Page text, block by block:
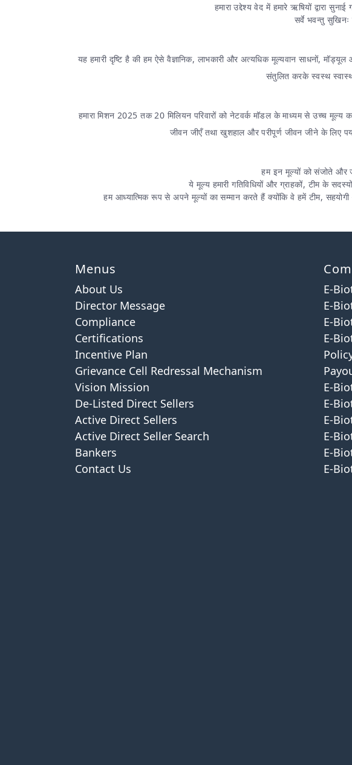
हमारा उद्देश्य वेद में हमारे ऋषियों द्वारा
सर्वे भवन्तु
यह हमारी दृष्टि है की हम ऐसे वैज्ञानिक, लाभकारी और अत्यधिक मूल्यवान साधनों,
संतुलित करके स्वस्थ
हमारा मिशन 2025 तक 20 मिलियन परिवारों को नेटवर्क मॉडल के माध्यम से उच्च मूल्य
जीवन जीएँ तथा खुशहाल और परीपूर्ण जीवन जीने के लिए
हम इन मूल्यों को संजोते और
ये मूल्य हमारी गतिविधियों और ग्राहकों, टीम के
हम आध्यात्मिक रूप से अपने मूल्यों का सम्मान करते हैं क्योंकि वे हमें टीम,
Menus
About Us
Director Message
Compliance
Certifications
Incentive Plan
Grievance Cell Redressal Mechanism
Vision Mission
De-Listed Direct Sellers
Active Direct Sellers
Active Direct Seller Search
Bankers
Contact Us
E-
E-
E-
E-
E-
E-
E-
E-
E-
E-